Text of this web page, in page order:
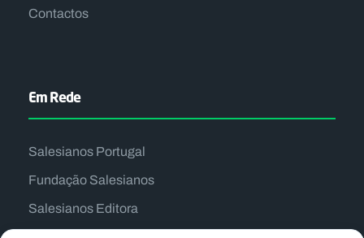
Contactos
Em Rede
Salesianos Portugal
Fundação Salesianos
Salesianos Editora